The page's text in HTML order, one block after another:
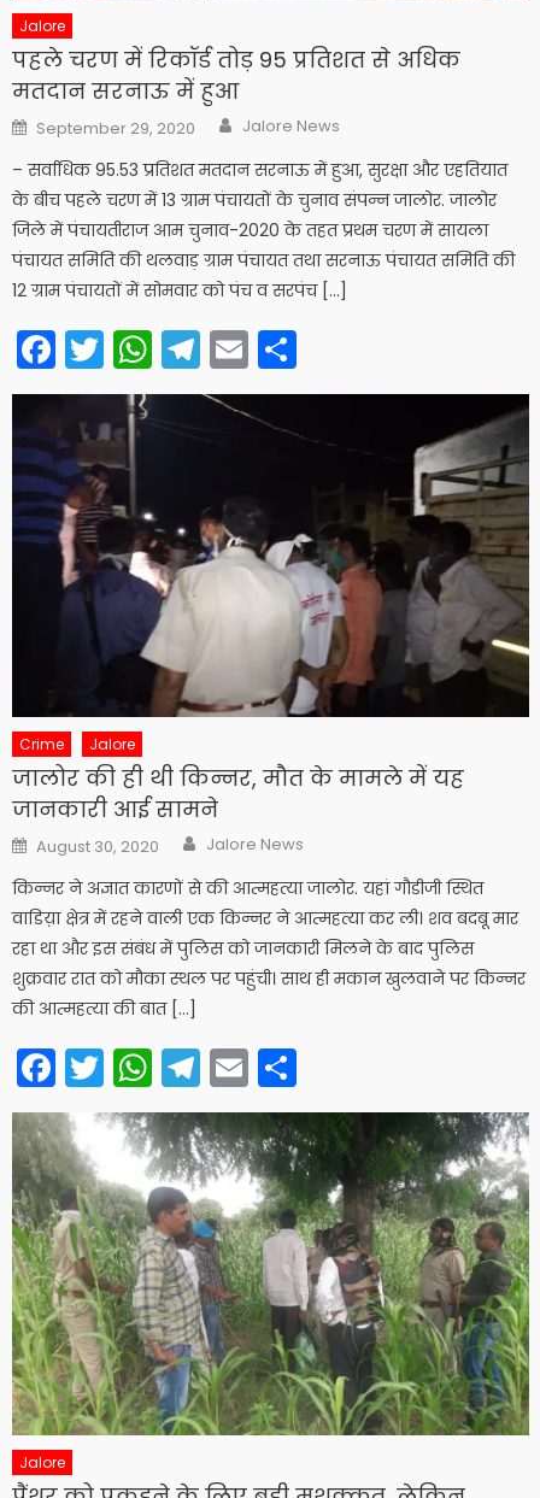
Jalore
पहले चरण में रिकॉर्ड तोड़ 95 प्रतिशत से अधिक
मतदान सरनाऊ में हुआ
Posted
on
September 29, 2020 Author
Jalore News
– सर्वाधिक 95.53 प्रतिशत मतदान सरनाऊ में हुआ, सुरक्षा और एहतियात
के बीच पहले चरण में 13 ग्राम पंचायतों के चुनाव संपन्न जालोर. जालोर
जिले में पंचायतीराज आम चुनाव-2020 के तहत प्रथम चरण में सायला
पंचायत समिति की थलवाड़ ग्राम पंचायत तथा सरनाऊ पंचायत समिति की
12 ग्राम पंचायतों में सोमवार को पंच व सरपंच […]
Facebook
Twitter
WhatsApp
Telegram
Email
Crime Jalore
जालोर की ही थी किन्नर, मौत के मामले में यह
जानकारी आई सामने
Posted
on
August 30, 2020 Author
Jalore News
किन्नर ने अज्ञात कारणों से की आत्महत्या जालोर. यहां गौडीजी स्थित
वाडिय़ा क्षेत्र में रहने वाली एक किन्नर ने आत्महत्या कर ली। शव बदबू मार
रहा था और इस संबंध में पुलिस को जानकारी मिलने के बाद पुलिस
शुक्रवार रात को मौका स्थल पर पहुंची। साथ ही मकान खुलवाने पर किन्नर
की आत्महत्या की बात […]
Facebook
Twitter
WhatsApp
Telegram
Email
Jalore